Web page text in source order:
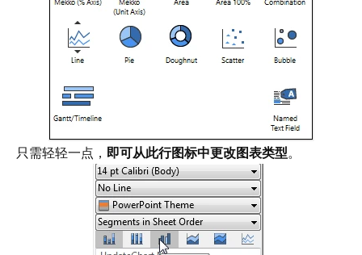
只需轻轻一点， 即可从此行图标中更改图表类型。